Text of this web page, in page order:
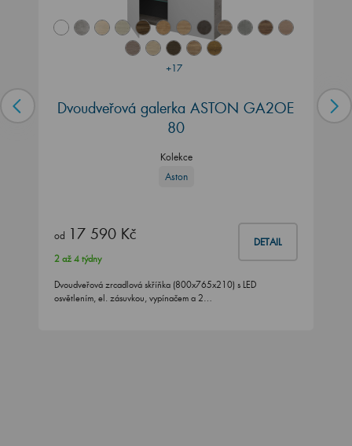
+17
Dvoudveřová galerka ASTON GA2OE
80
Kolekce
Aston
od 17 590 Kč DETAIL
2 až 4 týdny
Dvoudveřová zrcadlová skříňka (800x765x210) s LED
osvětlením, el. zásuvkou, vypínačem a 2…